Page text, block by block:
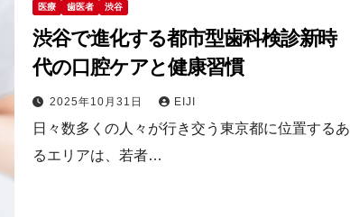
医療 歯医者 渋谷
渋谷で進化する都市型歯科検診新時
代の口腔ケアと健康習慣
2025年10月31日 EIJI
日々数多くの人々が行き交う東京都に位置するあ
るエリアは、若者…